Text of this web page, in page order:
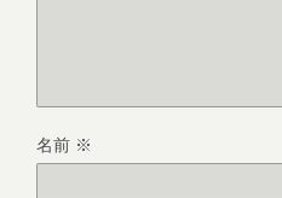
名前 ※